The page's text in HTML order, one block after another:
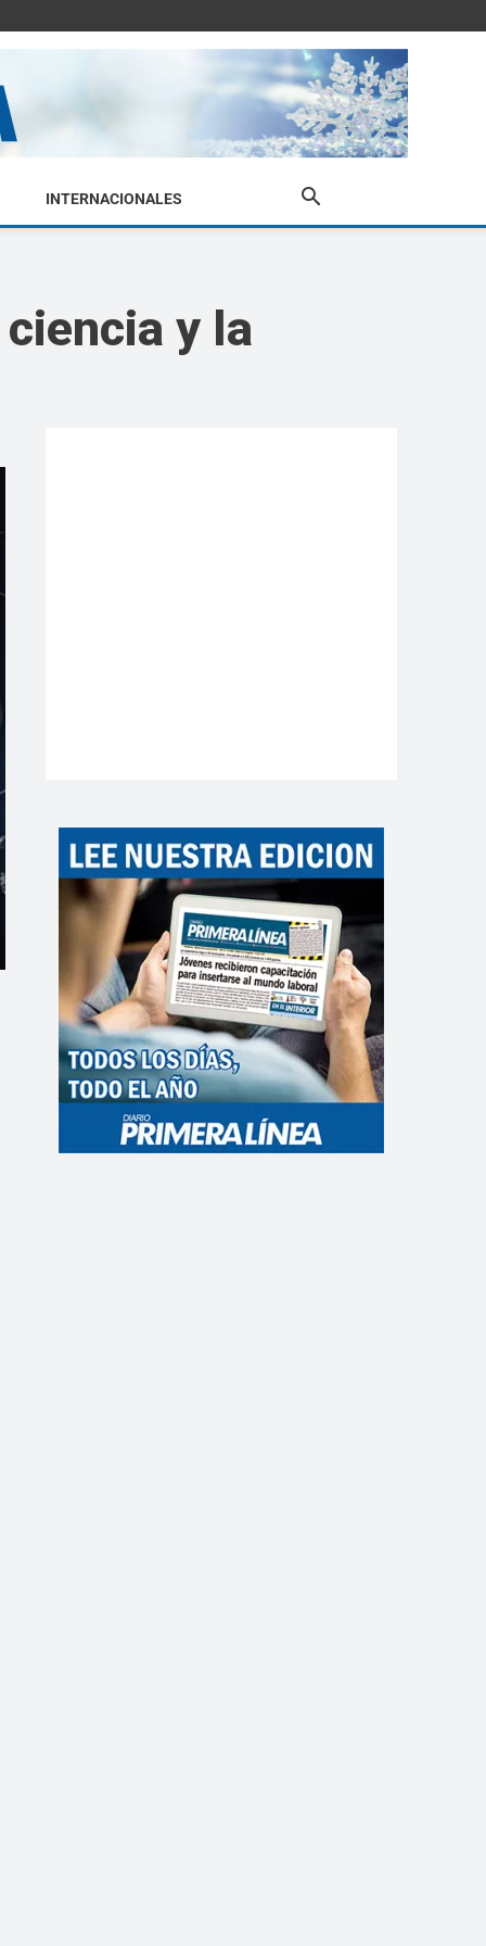
INTERNACIONALES
y la